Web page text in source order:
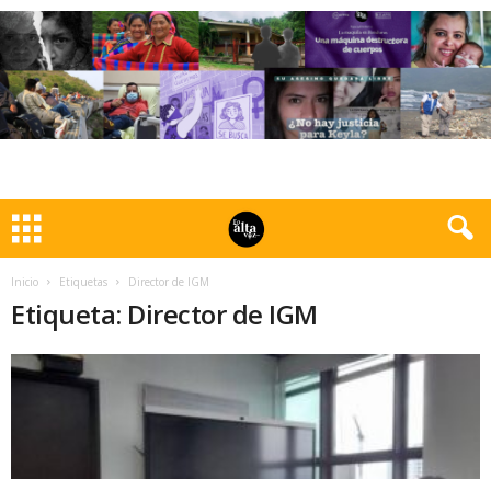
Inicio Etiquetas Director de IGM
Etiqueta: Director de IGM